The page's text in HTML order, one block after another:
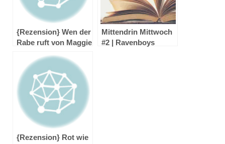
{Rezension} Wen der
Rabe ruft von Maggie
Mittendrin Mittwoch
#2 | Ravenboys
{Rezension} Rot wie